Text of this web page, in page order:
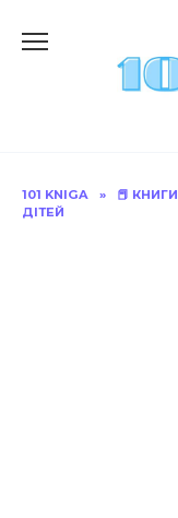
до
101 KNIGA » 📕 КНИГИ
ДІТЕЙ